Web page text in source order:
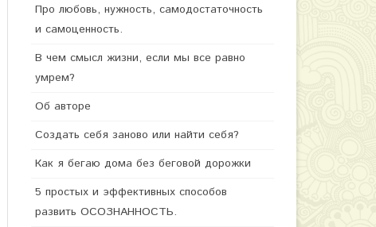
Про любовь, нужность, самодостаточность
и самоценность.
В чем смысл жизни, если мы все равно
умрем?
Об авторе
Создать себя заново или найти себя?
Как я бегаю дома без беговой дорожки
5 простых и эффективных способов
развить ОСОЗНАННОСТЬ.